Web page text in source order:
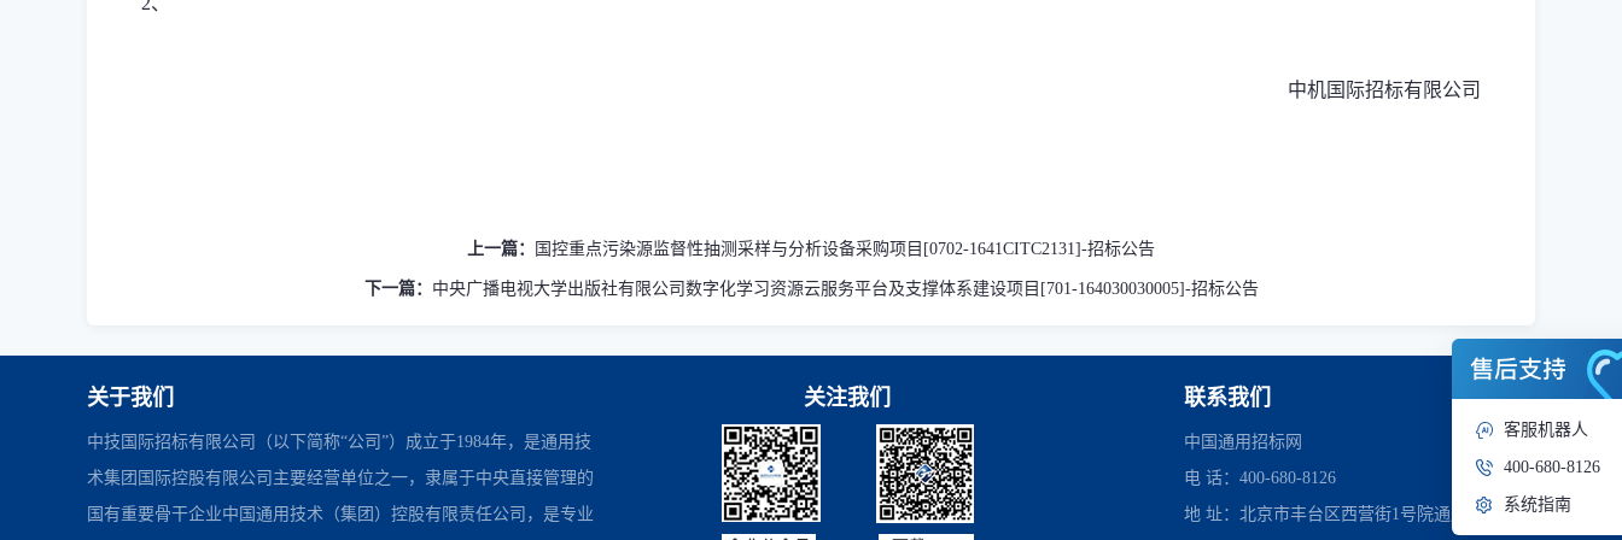
中机国际招标有限公司
上一篇： 国控重点污染源监督性抽测采样与分析设备采购项目[0702-1641CITC2131]-招标公告
下一篇： 中央广播电视大学出版社有限公司数字化学习资源云服务平台及支撑体系建设项目[701-164030030005]-招标公告
关于我们
中技国际招标有限公司（以下简称“公司”）成立于1984年，是通用技
术集团国际控股有限公司主要经营单位之一，隶属于中央直接管理的
国有重要骨干企业中国通用技术（集团）控股有限责任公司，是专业
关注我们 联系我们
中国通用招标网
电 话：400-680-8126
地 址：北京市丰台区西营街1号院通用时代中心
客服机器人
400-680-8126
系统指南